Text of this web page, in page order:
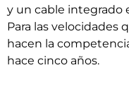
y un cable integrado
Para las velocidades
hacen la
hace cinco años.